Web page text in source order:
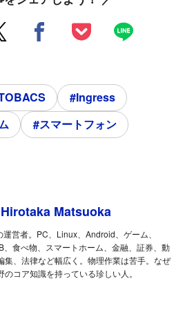
#Ingress
#スマートフォン
Hirotaka Matsuoka
運営者。PC、Linux、Android、ゲーム、
、食べ物、スマートホーム、金融、証券、動
集、法律など幅広く。物理作業は苦手。なぜ
のコア知識を持っている珍しい人。